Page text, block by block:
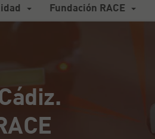
Fundación RACE